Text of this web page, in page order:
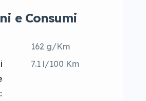
e Consumi
162 g/Km
7.1 l/100 Km